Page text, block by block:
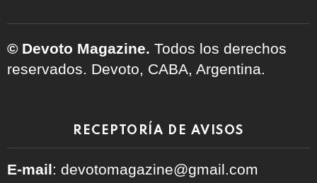
© Devoto Magazine. Todos los derechos
reservados. Devoto, CABA, Argentina.
RECEPTORÍA DE AVISOS
E-mail: devotomagazine@gmail.com